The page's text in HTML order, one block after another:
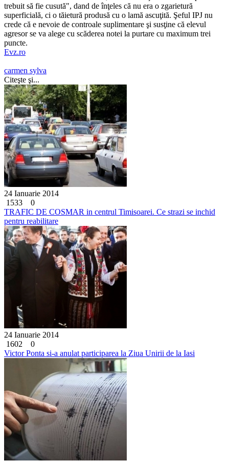
trebuit să fie cusută", dand de înţeles că nu era o zgarietură
superficială, ci o tăietură produsă cu o lamă ascuţită. Şeful IPJ nu
crede că e nevoie de controale suplimentare şi susţine că elevul
agresor se va alege cu scăderea notei la purtare cu maximum trei
puncte.
Evz.ro
carmen sylva
Citeşte şi...
24 Ianuarie 2014
1533
0
TRAFIC DE COSMAR in centrul Timisoarei. Ce strazi se inchid
pentru reabilitare
24 Ianuarie 2014
1602
0
Victor Ponta si-a anulat participarea la Ziua Unirii de la Iasi